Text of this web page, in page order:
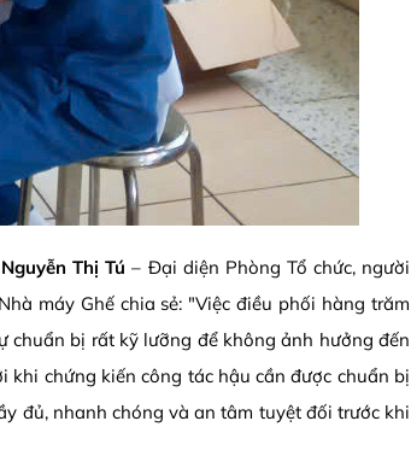
Nguyễn Thị Tú– Đại diện Phòng Tổ chức, người
máy Ghế chia sẻ: "Việc điều phối hàng trăm
bị rất kỹ lưỡng để không ảnh hưởng đến
khi chứng kiến công tác hậu cần được chuẩn bị
đủ, nhanh chóng và an tâm tuyệt đối trước khi